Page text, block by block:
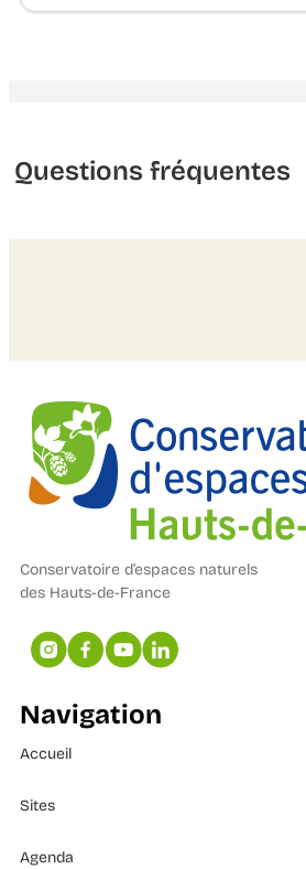
Questions fréquentes
Conservatoire d’espaces naturels
des Hauts-de-France
Navigation
Accueil
Sites
Agenda